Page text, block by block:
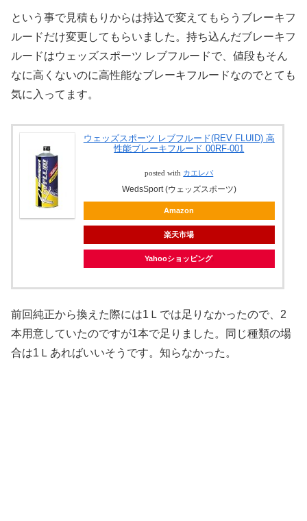
という事で見積もりからは持込で変えてもらうブレーキフ
ルードだけ変更してもらいました。持ち込んだブレーキフ
ルードはウェッズスポーツ レブフルードで、値段もそん
なに高くないのに高性能なブレーキフルードなのでとても
気に入ってます。
ウェッズスポーツ レブフルード(REV FLUID) 高
性能ブレーキフルード 00RF-001
posted with カエレバ
WedsSport (ウェッズスポーツ)
Amazon
楽天市場
Yahooショッピング
前回純正から換えた際には1Ｌでは足りなかったので、2
本用意していたのですが1本で足りました。同じ種類の場
合は1Ｌあればいいそうです。知らなかった。